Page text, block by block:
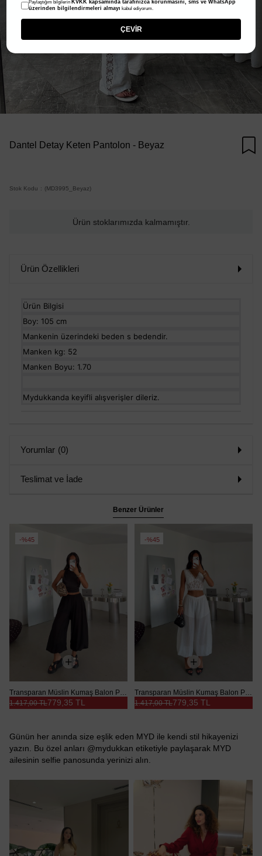
Dantel Detay Keten Pantolon - Beyaz
Stok Kodu (MD3995_Beyaz)
Ürün stoklarımızda kalmamıştır.
Ürün Özellikleri
Ürün Bilgisi
Boy: 105 cm
Mankenin üzerindeki beden s bedendir.
Manken kg: 52
Manken Boyu: 1.70
Mydukkanda keyifli alışverişler dileriz.
Yorumlar (0)
Teslimat ve İade
Benzer Ürünler
%45
Transparan Müslin Kumaş Balon Pantolon - Siyah
779,35 TL
1.417,00 TL
%45
Transparan Müslin Kumaş Balon Pantolon - Beyaz
779,35 TL
1.417,00 TL
Günün her anında size eşlik eden MYD ile kendi stil hikayenizi
yazın. Bu özel anları @mydukkan etiketiyle paylaşarak MYD
ailesinin selfie panosunda yerinizi alın.
Paylaştığım bilgilerin KVKK kapsamında tarafınızca korunmasını, sms ve WhatsApp
üzerinden bilgilendirmeleri almayı kabul ediyorum.
ÇEVİR